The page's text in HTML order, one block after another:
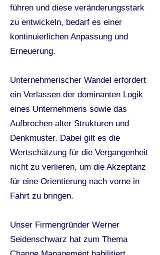
führen und diese veränderungsstark
zu entwickeln, bedarf es einer
kontinuierlichen Anpassung und
Erneuerung.
Unternehmerischer Wandel erfordert
ein Verlassen der dominanten Logik
eines Unternehmens sowie das
Aufbrechen alter Strukturen und
Denkmuster. Dabei gilt es die
Wertschätzung für die Vergangenheit
nicht zu verlieren, um die Akzeptanz
für eine Orientierung nach vorne in
Fahrt zu bringen.
Unser Firmengründer Werner
Seidenschwarz hat zum Thema